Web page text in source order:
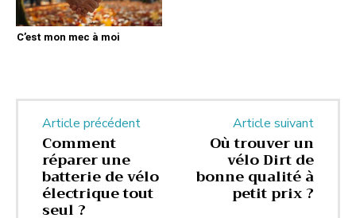
C’est mon mec à moi
Article précédent
Comment
réparer une
batterie de vélo
électrique tout
seul ?
Article suivant
Où trouver un
vélo Dirt de
bonne qualité à
petit prix ?